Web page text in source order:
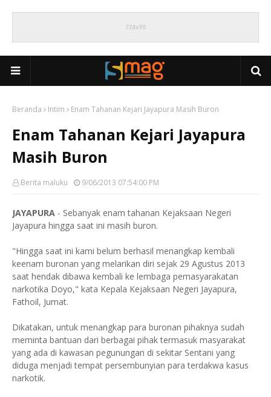
Beranda Intim Enam Tahanan Kejari Jayapura Masih Buron
Enam Tahanan Kejari Jayapura
Masih Buron
Berita maluku 9/06/2013 07:54:00 PM
JAYAPURA - Sebanyak enam tahanan Kejaksaan Negeri
Jayapura hingga saat ini masih buron.
"Hingga saat ini kami belum berhasil menangkap kembali
keenam buronan yang melarikan diri sejak 29 Agustus 2013
saat hendak dibawa kembali ke lembaga pemasyarakatan
narkotika Doyo," kata Kepala Kejaksaan Negeri Jayapura,
Fathoil, Jumat.
Dikatakan, untuk menangkap para buronan pihaknya sudah
meminta bantuan dari berbagai pihak termasuk masyarakat
yang ada di kawasan pegunungan di sekitar Sentani yang
diduga menjadi tempat persembunyian para terdakwa kasus
narkotik.